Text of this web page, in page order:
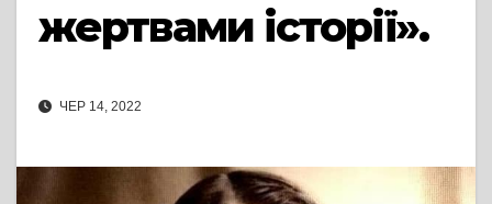
жертвами історії».
ЧЕР 14, 2022